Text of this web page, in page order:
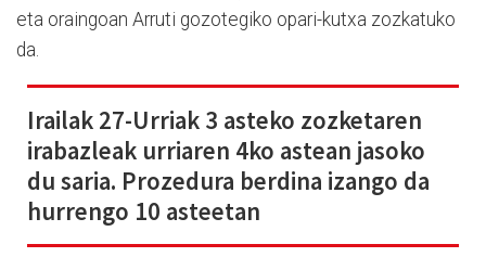
eta oraingoan Arruti gozotegiko opari-kutxa zozkatuko
da.
Irailak 27-Urriak 3 asteko zozketaren
irabazleak urriaren 4ko astean jasoko
du saria. Prozedura berdina izango da
hurrengo 10 asteetan